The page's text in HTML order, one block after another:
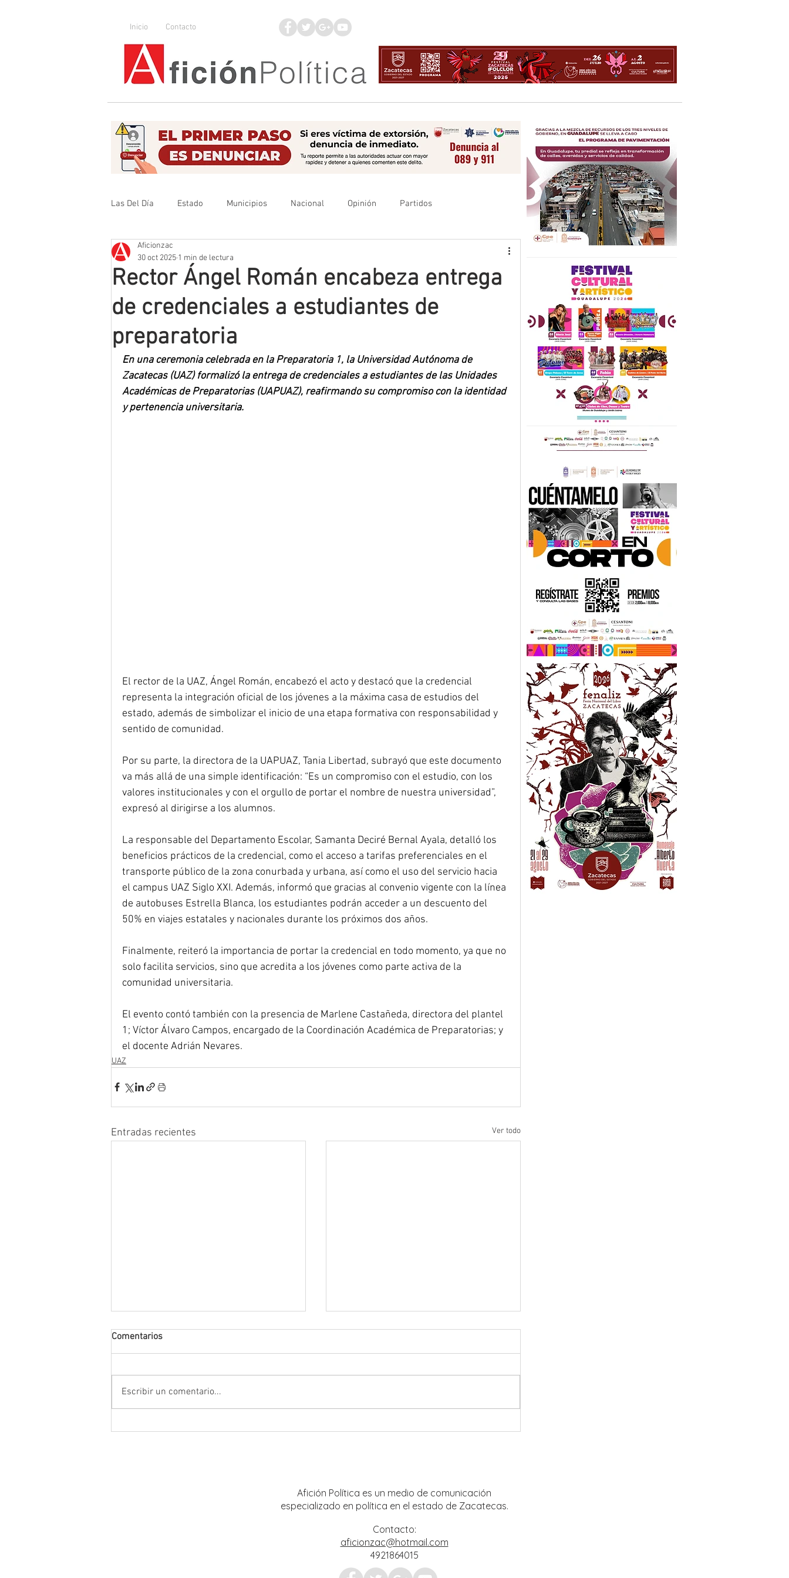
Inicio Contacto
Las Del Día Estado Municipios Nacional Opinión Partidos
Que no se olvide
Mineros LNBP
Rector Ángel Román encabeza entrega
de credenciales a estudiantes de
preparatoria
Aficionzac
30 oct 2025 1 min de lectura
En una ceremonia celebrada en la Preparatoria 1, la Universidad Autónoma de
Zacatecas (UAZ) formalizó la entrega de credenciales a estudiantes de las Unidades
Académicas de Preparatorias (UAPUAZ), reafirmando su compromiso con la identidad
y pertenencia universitaria.
El rector de la UAZ, Ángel Román, encabezó el acto y destacó que la credencial
representa la integración oficial de los jóvenes a la máxima casa de estudios del
estado, además de simbolizar el inicio de una etapa formativa con responsabilidad y
sentido de comunidad.
Por su parte, la directora de la UAPUAZ, Tania Libertad, subrayó que este documento
va más allá de una simple identificación: “Es un compromiso con el estudio, con los
valores institucionales y con el orgullo de portar el nombre de nuestra universidad”,
expresó al dirigirse a los alumnos.
La responsable del Departamento Escolar, Samanta Deciré Bernal Ayala, detalló los
beneficios prácticos de la credencial, como el acceso a tarifas preferenciales en el
transporte público de la zona conurbada y urbana, así como el uso del servicio hacia
el campus UAZ Siglo XXI. Además, informó que gracias al convenio vigente con la línea
de autobuses Estrella Blanca, los estudiantes podrán acceder a un descuento del
50% en viajes estatales y nacionales durante los próximos dos años.
Finalmente, reiteró la importancia de portar la credencial en todo momento, ya que no
solo facilita servicios, sino que acredita a los jóvenes como parte activa de la
comunidad universitaria.
El evento contó también con la presencia de Marlene Castañeda, directora del plantel
1; Víctor Álvaro Campos, encargado de la Coordinación Académica de Preparatorias; y
el docente Adrián Nevares.
UAZ
Entradas recientes Ver todo
Comentarios
Escribir un comentario...
Afición Política es un medio de comunicación
especializado en política en el estado de Zacatecas.
Contacto:
aficionzac@hotmail.com
4921864015